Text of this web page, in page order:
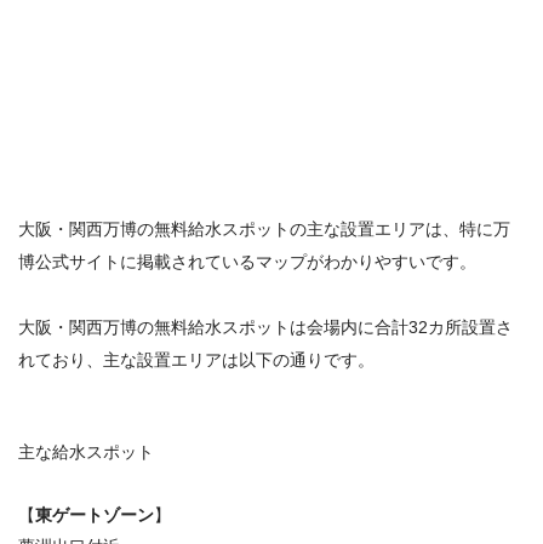
大阪・関西万博の無料給水スポットの主な設置エリアは、特に万
博公式サイトに掲載されているマップがわかりやすいです。
大阪・関西万博の無料給水スポットは会場内に合計32カ所設置さ
れており、主な設置エリアは以下の通りです。
主な給水スポット
【東ゲートゾーン】